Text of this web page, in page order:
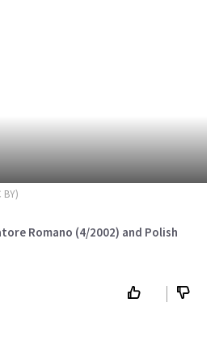
Romano (4/2002) and Polish